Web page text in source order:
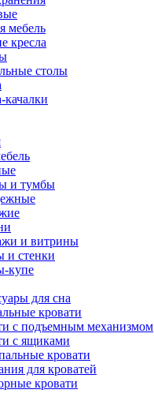
мебель
кресла
столы
качалки
и тумбы
и витрины
стенки
купе
для сна
кровати
с подъемным механизмом
с ящиками
кровати
для кроватей
кровати